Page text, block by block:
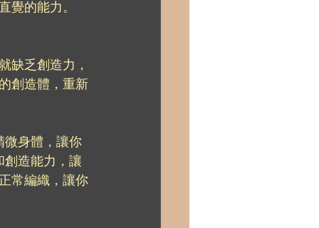
覺的能力。
缺乏創造力，
創造體，重新
微身體，讓你
創造能力，讓
常編織，讓你